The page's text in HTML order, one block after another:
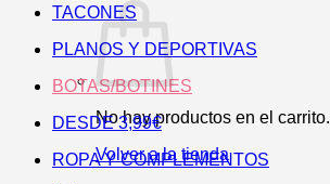
No hay productos en el carrito.
Volver a la tienda
TACONES
PLANOS Y DEPORTIVAS
BOTAS/BOTINES
DESDE 3,99€
ROPA Y COMPLEMENTOS